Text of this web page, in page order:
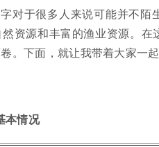
对于很多人来说可能并不
资源和丰富的渔业资源。
。下面，就让我带着大家一
本情况